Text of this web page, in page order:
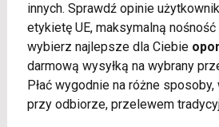
innych. Sprawdź opinie
etykietę UE, maksymalną
wybierz najlepsze dla Ciebie
darmową wysyłką na wybrany
Płać wygodnie na różne
przy odbiorze, przelewem